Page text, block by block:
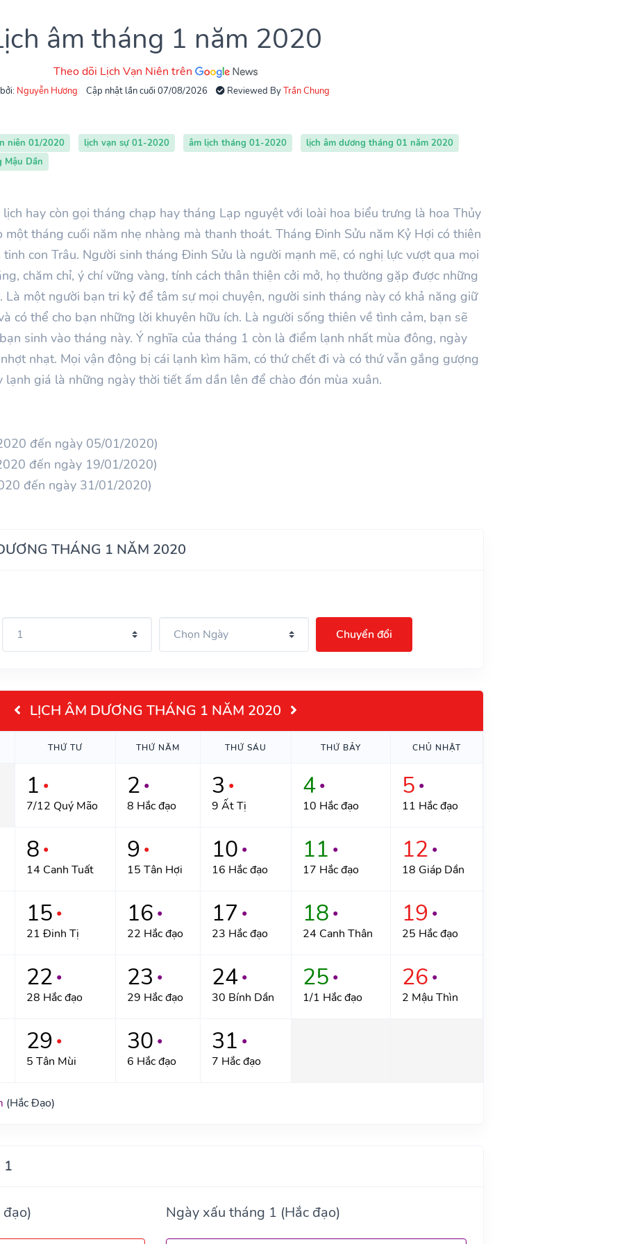
âm tháng 1 năm 2020
Theo dõi Lịch Vạn Niên trên
Nguyễn Hương Cập nhật lần cuối 07/08/2026 Reviewed ByTrần Chung
niên 01/2020 lịch vạn sự 01-2020 âm lịch tháng 01-2020
lịch âm dương tháng 01 năm 2020
Mậu Dần
hay còn gọi tháng chạp hay tháng Lạp nguyệt với loài hoa biểu trưng là hoa Thủy
tháng cuối năm nhẹ nhàng mà thanh thoát. Tháng Đinh Sửu năm Kỷ Hợi có thiên
con Trâu. Người sinh tháng Đinh Sửu là người mạnh mẽ, có nghị lực vượt qua mọi
chăm chỉ, ý chí vững vàng, tính cách thân thiện cởi mở, họ thường gặp được những
một người bạn tri kỷ để tâm sự mọi chuyện, người sinh tháng này có khả năng giữ
có thể cho bạn những lời khuyên hữu ích. Là người sống thiên về tình cảm, bạn sẽ
sinh vào tháng này. Ý nghĩa của tháng 1 còn là điểm lạnh nhất mùa đông, ngày
nhạt. Mọi vận động bị cái lạnh kìm hãm, có thứ chết đi và có thứ vẫn gắng gượng
lạnh giá là những ngày thời tiết ấm dần lên để chào đón mùa xuân.
đến ngày 05/01/2020)
đến ngày 19/01/2020)
đến ngày 31/01/2020)
THÁNG 1 NĂM 2020
Chuyển đổi
LỊCH ÂM DƯƠNG THÁNG 1 NĂM 2020
THỨ TƯ THỨ NĂM THỨ SÁU THỨ BẢY CHỦ NHẬT
1 ●
7/12 Quý Mão
2 ●
8 Hắc đạo
3 ●
9 Ất Tị
4 ●
10 Hắc đạo
5 ●
11 Hắc đạo
8 ●
14 Canh Tuất
9 ●
15 Tân Hợi
10 ●
16 Hắc đạo
11 ●
17 Hắc đạo
12 ●
18 Giáp Dần
15 ●
21 Đinh Tị
16 ●
22 Hắc đạo
17 ●
23 Hắc đạo
18 ●
24 Canh Thân
19 ●
25 Hắc đạo
22 ●
28 Hắc đạo
23 ●
29 Hắc đạo
24 ●
30 Bính Dần
25 ●
1/1 Hắc đạo
26 ●
2 Mậu Thìn
29 ●
5 Tân Mùi
30 ●
6 Hắc đạo
31 ●
7 Hắc đạo
(Hắc Đạo)
1
Ngày xấu tháng 1 (Hắc đạo)